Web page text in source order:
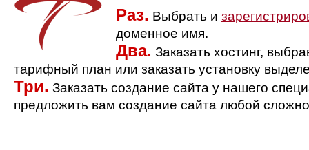
Раз. Выбрать и
доменное имя.
Два. Заказать хостинг,
тарифный план или заказать установку
Три. Заказать создание сайта у нашего
предложить вам создание сайта любой